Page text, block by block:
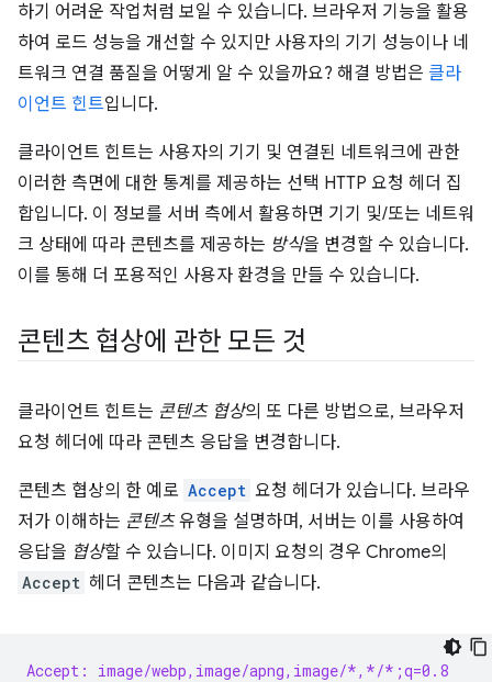
하기 어려운 작업처럼 보일 수 있습니다. 브라우저 기능을 활용
하여 로드 성능을 개선할 수 있지만 사용자의 기기 성능이나 네
트워크 연결 품질을 어떻게 알 수 있을까요? 해결 방법은 클라
이언트 힌트입니다.
클라이언트 힌트는 사용자의 기기 및 연결된 네트워크에 관한
이러한 측면에 대한 통계를 제공하는 선택 HTTP 요청 헤더 집
합입니다. 이 정보를 서버 측에서 활용하면 기기 및/또는 네트워
크 상태에 따라 콘텐츠를 제공하는 방식을 변경할 수 있습니다.
이를 통해 더 포용적인 사용자 환경을 만들 수 있습니다.
콘텐츠 협상에 관한 모든 것
클라이언트 힌트는 콘텐츠 협상의 또 다른 방법으로, 브라우저
요청 헤더에 따라 콘텐츠 응답을 변경합니다.
콘텐츠 협상의 한 예로 Accept 요청 헤더가 있습니다. 브라우
저가 이해하는 콘텐츠유형을 설명하며, 서버는 이를 사용하여
응답을 협상할 수 있습니다. 이미지 요청의 경우 Chrome의
Accept 헤더 콘텐츠는 다음과 같습니다.
Accept: image/webp,image/apng,image/*,*/*;q=0.8